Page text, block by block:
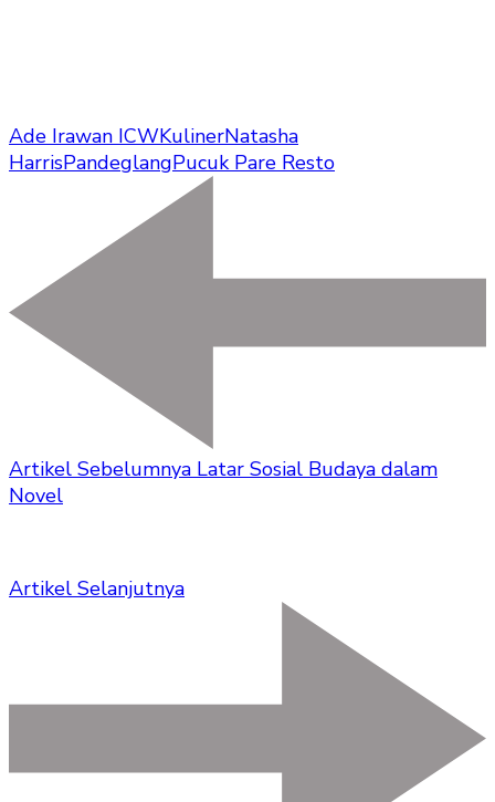
Ade Irawan ICWKulinerNatasha
HarrisPandeglangPucuk Pare Resto
Artikel Sebelumnya Latar Sosial Budaya dalam
Novel
Artikel Selanjutnya